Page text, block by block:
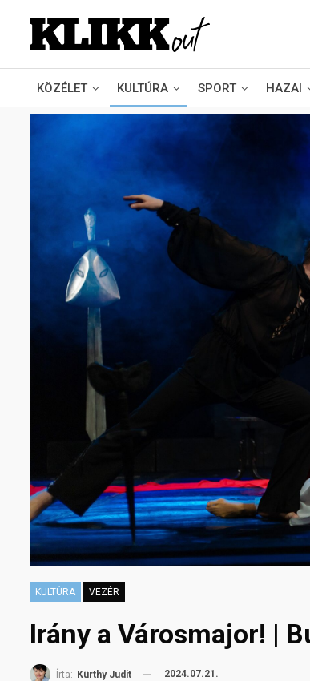
KÖZÉLET KULTÚRA SPORT HAZAI
KULTÚRA VEZÉR
Irány a Városmajor! |
Írta: Kürthy Judit 2024.07.21.